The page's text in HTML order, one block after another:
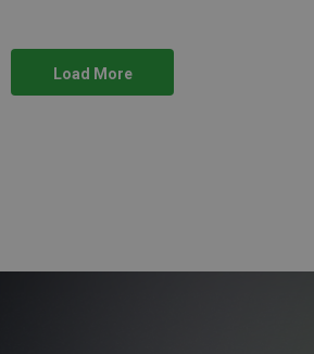
Load More